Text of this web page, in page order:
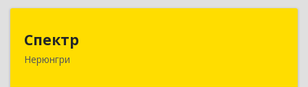
Спектр
Нерюнгри
678960, Саха /Якутия/ Респ, Нерюнгринский р-н,